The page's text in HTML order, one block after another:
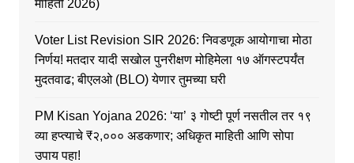
माहिती 2026)
Voter List Revision SIR 2026: निवडणूक आयोगाचा मोठा
निर्णय! मतदार यादी सखोल पुनरीक्षण मोहिमेला १७ ऑगस्टपर्यंत
मुदतवाढ; बीएलओ (BLO) येणार तुमच्या घरी
PM Kisan Yojana 2026: ‘या’ ३ गोष्टी पूर्ण नसतील तर १९
व्या हप्त्याचे ₹२,००० अडकणार; अधिकृत माहिती आणि सोपा
उपाय पहा!